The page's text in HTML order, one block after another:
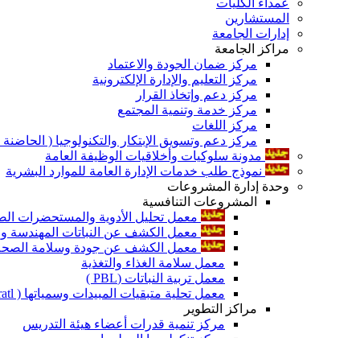
المستشارين
إدارات الجامعة
مراكز الجامعة
مركز ضمان الجودة والاعتماد
مركز التعليم والإدارة الإلكترونية
مركز دعم وإتخاذ القرار
مركز خدمة وتنمية المجتمع
مركز اللغات
مركز دعم وتسويق الإبتكار والتكنولوجيا ( الحاضنة
مدونة سلوكيات وأخلاقيات الوظيفة العامة
نموذج طلب خدمات الإدارة العامة للموارد البشرية
وحدة إدارة المشروعات
المشروعات التنافسية
معمل تحليل الأدوية والمستحضرات
معمل الكشف عن النباتات المهندسة
معمل الكشف عن جودة وسلامة الصحة
معمل سلامة الغذاء والتغذية
معمل تربية النباتات (PBL )
معمل تحلية متبقيات المبيدات وسمياتها ( Pratl )
مراكز التطوير
مركز تنمية قدرات أعضاء هيئة التدريس